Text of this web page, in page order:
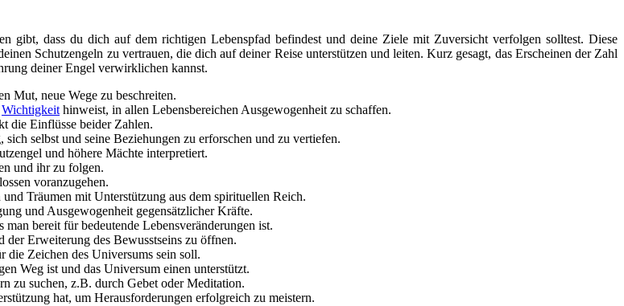
gibt, dass du dich auf dem richtigen Lebenspfad befindest und deine Ziele mit Zuversicht verfolgen solltest. Diese
Schutzengeln zu vertrauen, die dich auf deiner Reise unterstützen und leiten. Kurz gesagt, das Erscheinen der Zahl
deiner Engel verwirklichen kannst.
Mut, neue Wege zu beschreiten.
Wichtigkeit hinweist, in allen Lebensbereichen Ausgewogenheit zu schaffen.
die Einflüsse beider Zahlen.
selbst und seine Beziehungen zu erforschen und zu vertiefen.
und höhere Mächte interpretiert.
und ihr zu folgen.
voranzugehen.
Träumen mit Unterstützung aus dem spirituellen Reich.
und Ausgewogenheit gegensätzlicher Kräfte.
bereit für bedeutende Lebensveränderungen ist.
Erweiterung des Bewusstseins zu öffnen.
die Zeichen des Universums sein soll.
Weg ist und das Universum einen unterstützt.
zu suchen, z.B. durch Gebet oder Meditation.
hat, um Herausforderungen erfolgreich zu meistern.